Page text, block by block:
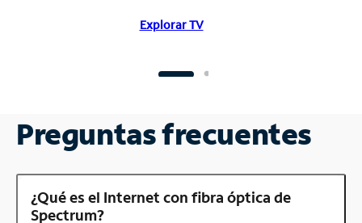
Explorar TV
Preguntas frecuentes
¿Qué es el Internet con fibra óptica de
Spectrum?